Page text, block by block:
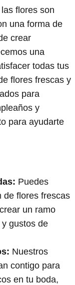
flores son
una forma de
crear
una
todas tus
flores frescas y
para
y
para ayudarte
Puedes
de flores frescas
un ramo
gustos de
Nuestros
contigo para
en tu boda,